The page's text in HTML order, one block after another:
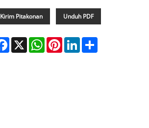
Kirim Pitakonan Unduh PDF
Facebook
X WhatsApp
PinterestLinkedIn